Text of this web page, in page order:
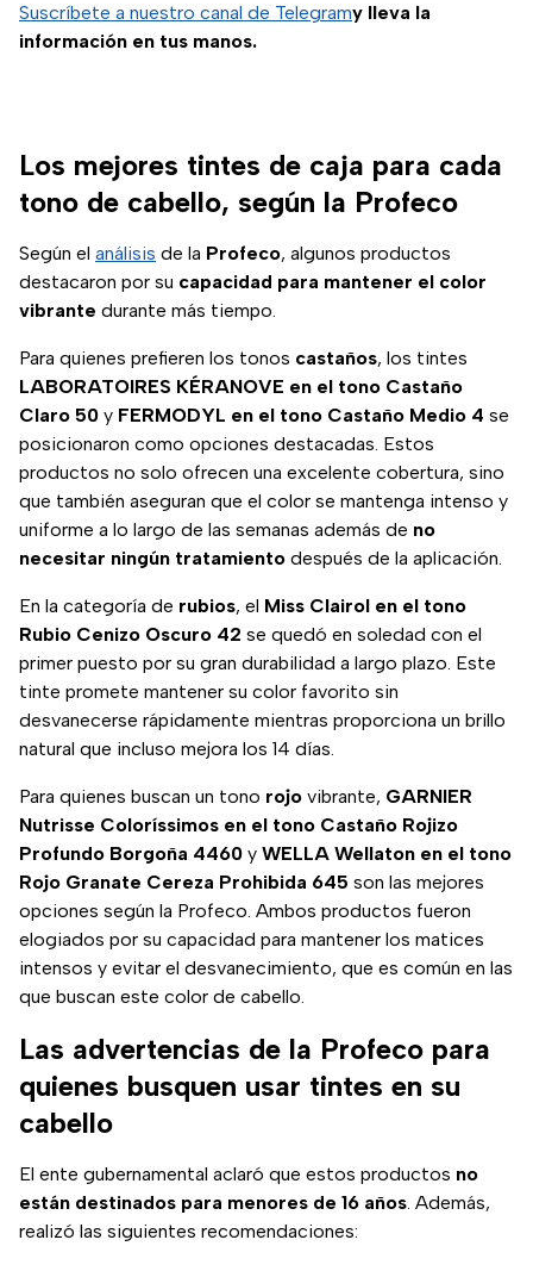
Suscríbete a nuestro canal de Telegramy lleva la
información en tus manos.
Los mejores tintes de caja para cada
tono de cabello, según la Profeco
Según el análisis de la Profeco, algunos productos
destacaron por su capacidad para mantener el color
vibrante durante más tiempo.
Para quienes prefieren los tonos castaños, los tintes
LABORATOIRES KÉRANOVE en el tono Castaño
Claro 50 y FERMODYL en el tono Castaño Medio 4 se
posicionaron como opciones destacadas. Estos
productos no solo ofrecen una excelente cobertura, sino
que también aseguran que el color se mantenga intenso y
uniforme a lo largo de las semanas además de no
necesitar ningún tratamiento después de la aplicación.
En la categoría de rubios, el Miss Clairol en el tono
Rubio Cenizo Oscuro 42 se quedó en soledad con el
primer puesto por su gran durabilidad a largo plazo. Este
tinte promete mantener su color favorito sin
desvanecerse rápidamente mientras proporciona un brillo
natural que incluso mejora los 14 días.
Para quienes buscan un tono rojo vibrante, GARNIER
Nutrisse Coloríssimos en el tono Castaño Rojizo
Profundo Borgoña 4460 y WELLA Wellaton en el tono
Rojo Granate Cereza Prohibida 645 son las mejores
opciones según la Profeco. Ambos productos fueron
elogiados por su capacidad para mantener los matices
intensos y evitar el desvanecimiento, que es común en las
que buscan este color de cabello.
Las advertencias de la Profeco para
quienes busquen usar tintes en su
cabello
El ente gubernamental aclaró que estos productos no
están destinados para menores de 16 años. Además,
realizó las siguientes recomendaciones: